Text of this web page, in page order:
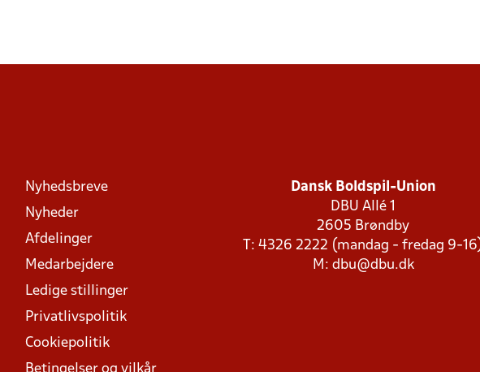
Nyhedsbreve
Nyheder
Afdelinger
Medarbejdere
Ledige stillinger
Privatlivspolitik
Cookiepolitik
Dansk Boldspil-Union
DBU Allé 1
2605 Brøndby
T: 4326 2222 (mandag - fredag 9-
M: dbu@dbu.dk